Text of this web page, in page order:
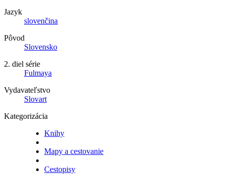
Jazyk
slovenčina
Pôvod
Slovensko
2. diel série
Fulmaya
Vydavateľstvo
Slovart
Kategorizácia
Knihy
Mapy a cestovanie
Cestopisy